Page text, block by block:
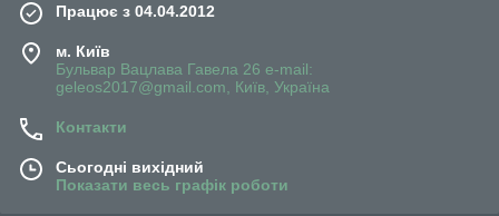
Працює з 04.04.2012
м. Київ
Бульвар Вацлава Гавела 26 e-mail:
geleos2017@gmail.com, Київ, Україна
Контакти
Сьогодні вихідний
Показати весь графік роботи